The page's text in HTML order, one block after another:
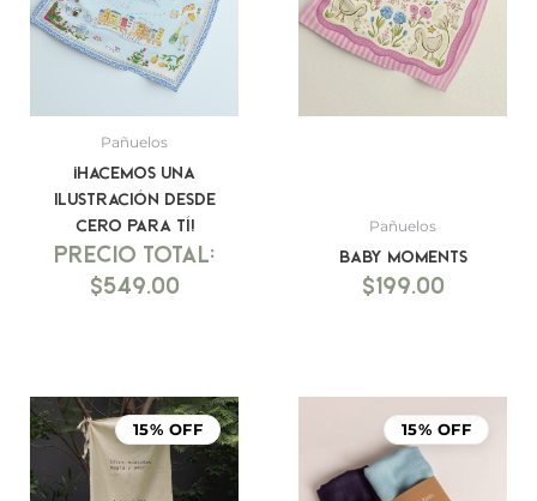
Pañuelos
¡Hacemos una
ilustración desde
cero para tí!
$549.00
Pañuelos
Baby Moments
$199.00
15% OFF
Rango
de
precios:
desde
15% OFF